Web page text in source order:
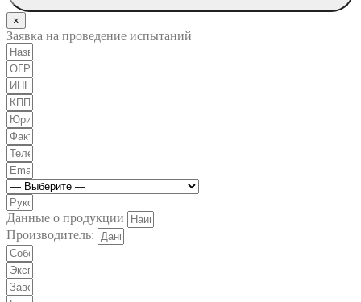
×
Заявка на проведение испытаний
Данные о продукции
Производитель: